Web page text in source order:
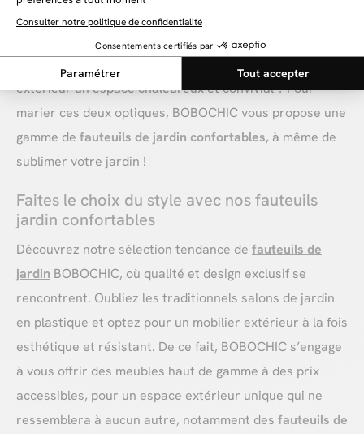
pratique, résistant aux intempéries ? Ou bien plutôt se
faire plaisir, et se laisser séduire par de beaux meubles,
extérieur un espace chaleureux et convivial ? Pour
marier ces deux optiques, BOBOCHIC vous propose une
gamme de fauteuils de jardin confortables, à même de
sublimer votre jardin !
Faites le choix du style avec nos fauteuils
jardin confortables
Découvrez notre sélection tendance de fauteuils de
jardin BOBOCHIC, où qualité et design exclusif se
rencontrent. Oubliez les traditionnels salons de jardin
en plastique et optez pour un mobilier extérieur à la fois
esthétique et résistant. De ce fait, BOBOCHIC s’engage
à vous offrir des meubles haut de gamme à des prix
accessibles, pour un espace extérieur unique qui ne
ressemblera à aucun autre, notamment des fauteuils de